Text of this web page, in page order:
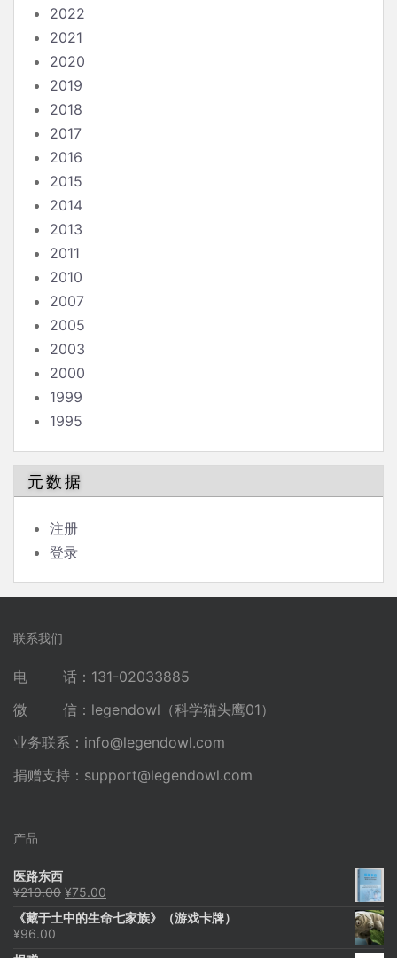
2022
2021
2020
2019
2018
2017
2016
2015
2014
2013
2011
2010
2007
2005
2003
2000
1999
1995
元数据
注册
登录
联系我们
电 话：131-02033885
微 信：legendowl（科学猫头鹰01）
业务联系： info@legendowl.com
捐赠支持： support@legendowl.com
产品
医路东西
¥210.00 原
为：
¥75.00
价
《藏于土中的生命七家族》（游戏卡牌）
¥96.00